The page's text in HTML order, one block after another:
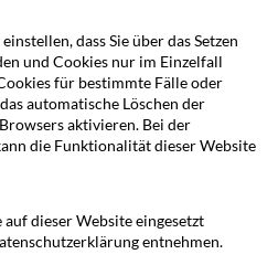
dass Sie über das Setzen
und Cookies nur im Einzelfall
für bestimmte Fälle oder
automatische Löschen der
aktivieren. Bei der
die Funktionalität dieser Website
dieser Website eingesetzt
entnehmen.